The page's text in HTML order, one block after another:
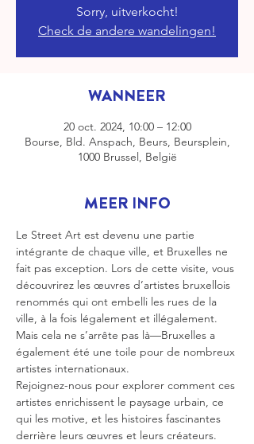
Sorry, uitverkocht!
Check de andere wandelingen!
WANNEER
20 oct. 2024, 10:00 – 12:00
Bourse, Bld. Anspach, Beurs, Beursplein,
1000 Brussel, België
MEER INFO
Le Street Art est devenu une partie
intégrante de chaque ville, et Bruxelles ne
fait pas exception. Lors de cette visite, vous
découvrirez les œuvres d’artistes bruxellois
renommés qui ont embelli les rues de la
ville, à la fois légalement et illégalement.
Mais cela ne s’arrête pas là—Bruxelles a
également été une toile pour de nombreux
artistes internationaux.
Rejoignez-nous pour explorer comment ces
artistes enrichissent le paysage urbain, ce
qui les motive, et les histoires fascinantes
derrière leurs œuvres et leurs créateurs.